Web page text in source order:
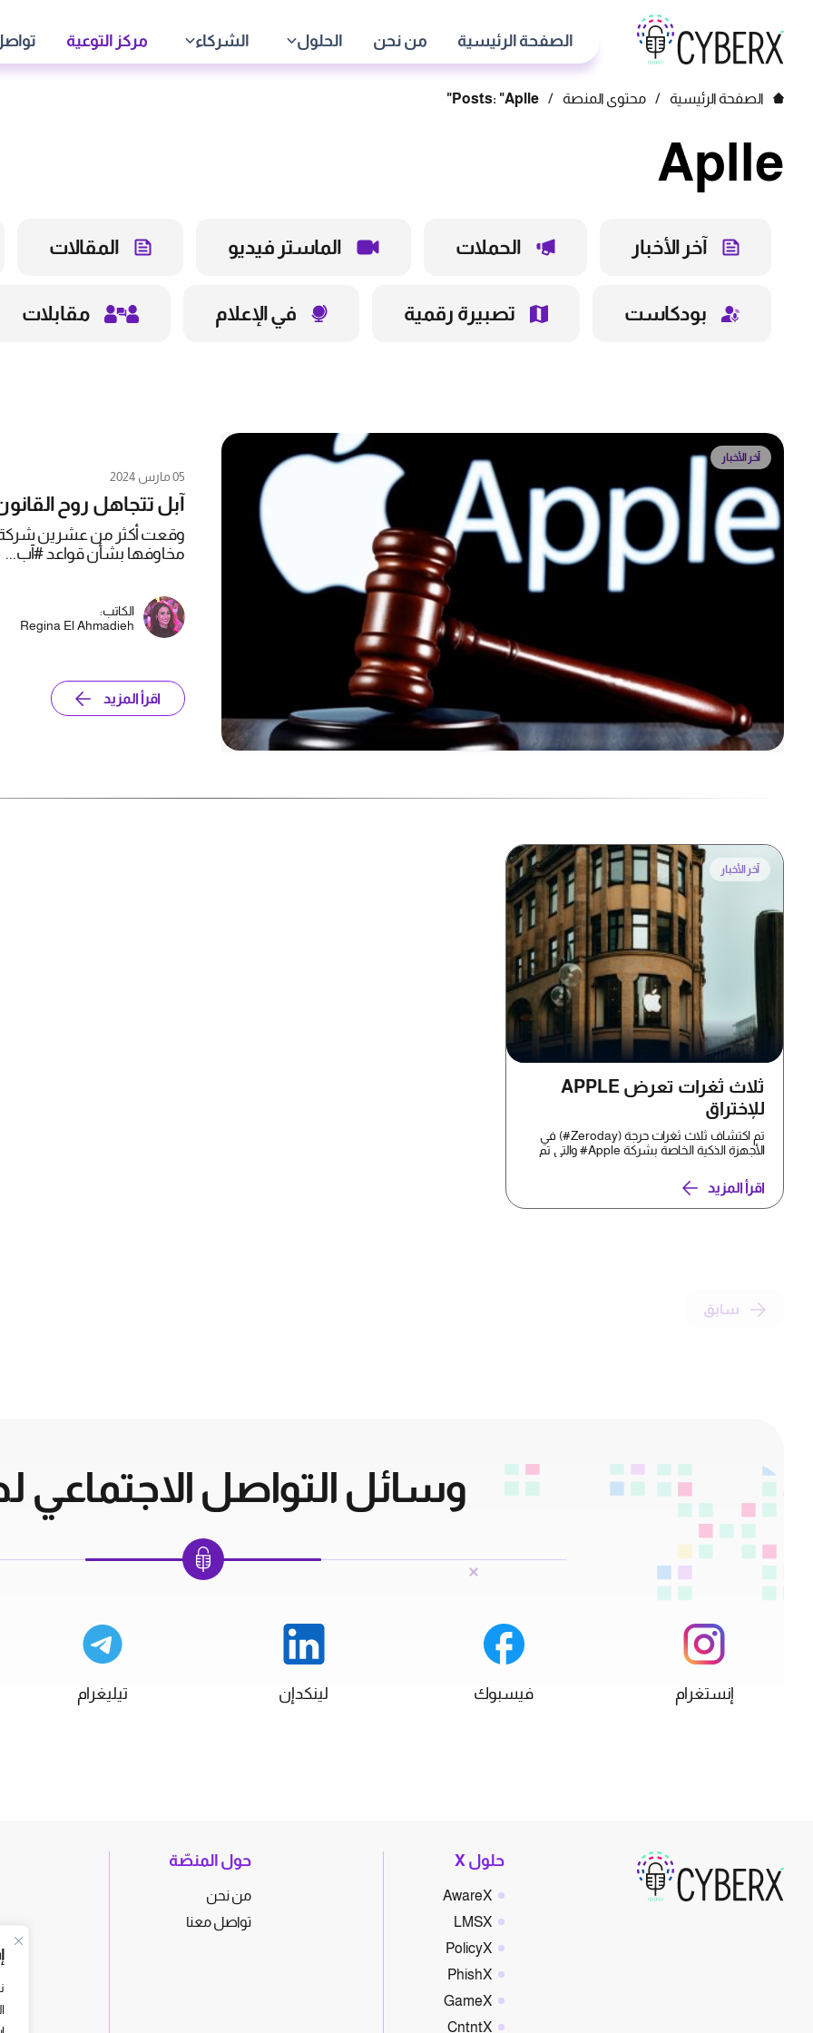
الصفحة الرئيسية من نحن الحلول الشركاء مركز التوعية
الصفحة الرئيسية / محتوى المنصة /
Posts: "Aplle"
Aplle
آخر الأخبار الحملات الماستر فيديو المقالات
بودكاست تصبيرة رقمية في الإعلام مقابلات
آخر الأخبار
05 مارس 2024
آبل تتجاهل روح
وقعت أكثر من عشرين شركة
مخاوفها بشأن قواعد #آب...
الكاتب:
Regina El Ahmadieh
اقرأ المزيد
آخر الأخبار
ثلاث ثغرات تعرض APPLE
للإختراق
تم اكتشاف ثلاث ثغرات حرجة (Zeroday#) في
الأجهزة الذكية الخاصة بشركة Apple# والتي تم
اقرأ المزيد
سابق
وسائل التواصل الاجتماعي
إنستغرام فيسبوك لينكدإن تيليغرام
حلول X
AwareX
LMSX
PolicyX
PhishX
GameX
CntntX
حول المنصّة
من نحن
تواصل معنا